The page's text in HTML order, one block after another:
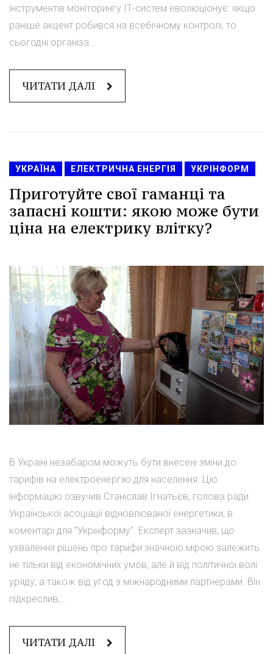
інструментів моніторингу ІТ-систем еволюціонує: якщо
раніше акцент робився на всебічному контролі, то
сьогодні організа...
ЧИТАТИ ДАЛІ
УКРАЇНА ЕЛЕКТРИЧНА ЕНЕРГІЯ УКРІНФОРМ
Приготуйте свої гаманці та
запасні кошти: якою може бути
ціна на електрику влітку?
В Україні незабаром можуть бути внесені зміни до
тарифів на електроенергію для населення. Цю
інформацію озвучив Станіслав Ігнатьєв, голова ради
Української асоціації відновлюваної енергетики, в
коментарі для "Укрінформу". Експерт зазначив, що
ухвалення рішень про тарифи значною мірою залежить
не тільки від економічних умов, але й від політичної волі
уряду, а також від угод з міжнародними партнерами. Він
підкреслив,...
ЧИТАТИ ДАЛІ